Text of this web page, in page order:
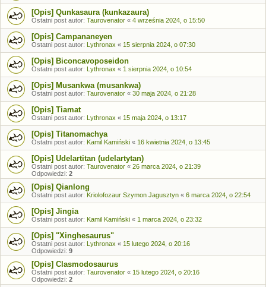
[Opis] Qunkasaura (kunkazaura)
Ostatni post autor: Taurovenator « 4 września 2024, o 15:50
[Opis] Campananeyen
Ostatni post autor: Lythronax « 15 sierpnia 2024, o 07:30
[Opis] Biconcavoposeidon
Ostatni post autor: Lythronax « 1 sierpnia 2024, o 10:54
[Opis] Musankwa (musankwa)
Ostatni post autor: Taurovenator « 30 maja 2024, o 21:28
[Opis] Tiamat
Ostatni post autor: Lythronax « 15 maja 2024, o 13:17
[Opis] Titanomachya
Ostatni post autor: Kamil Kamiński « 16 kwietnia 2024, o 13:45
[Opis] Udelartitan (udelartytan)
Ostatni post autor: Taurovenator « 26 marca 2024, o 21:39
Odpowiedzi: 2
[Opis] Qianlong
Ostatni post autor: Kriolofozaur Szymon Jagusztyn « 6 marca 2024, o 22:54
[Opis] Jingia
Ostatni post autor: Kamil Kamiński « 1 marca 2024, o 23:32
[Opis] "Xinghesaurus"
Ostatni post autor: Lythronax « 15 lutego 2024, o 20:16
Odpowiedzi: 9
[Opis] Clasmodosaurus
Ostatni post autor: Taurovenator « 15 lutego 2024, o 20:16
Odpowiedzi: 2